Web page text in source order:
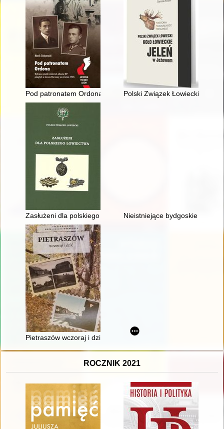
Pod patronatem Ordona : wybrane sylwetki młodszych
Polski Związek Łowiecki :
Zasłużeni dla polskiego łowiectwaNieistniejące bydgoskie
Pietraszów wczoraj i dziś
ROCZNIK 2021